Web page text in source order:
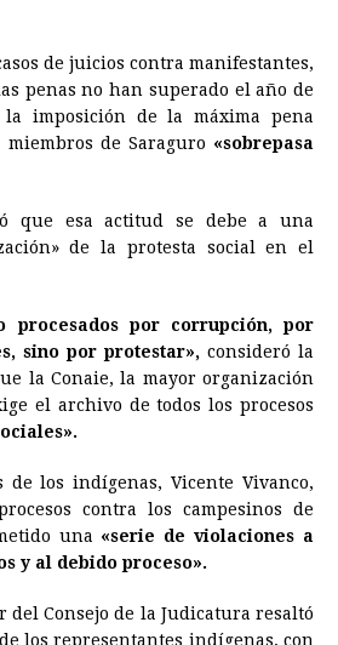
de juicios contra manifestantes,
penas no han superado el año de
imposición de la máxima pena
de Saraguro «sobrepasa
que esa actitud se debe a una
de la protesta social en el
procesados por corrupción, por
sino por protestar», consideró la
la Conaie, la mayor organización
el archivo de todos los procesos
de los indígenas, Vicente Vivanco,
contra los campesinos de
una «serie de violaciones a
y al debido proceso».
del Consejo de la Judicatura resaltó
los representantes indígenas, con